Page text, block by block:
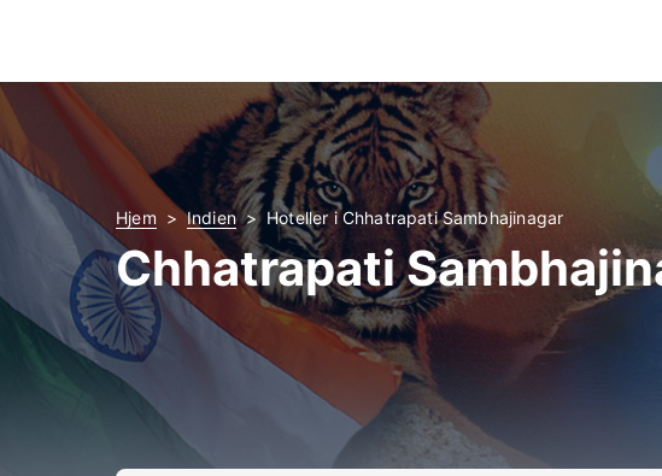
Hjem Indien Hoteller i Chhatrapati Sambhajinagar
Chhatrapati